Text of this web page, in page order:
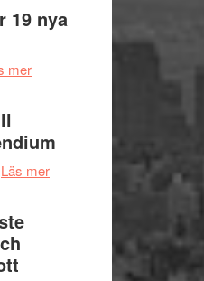
trailern
to
Believe
19 nya
merom
presenterar
19
Läs merom